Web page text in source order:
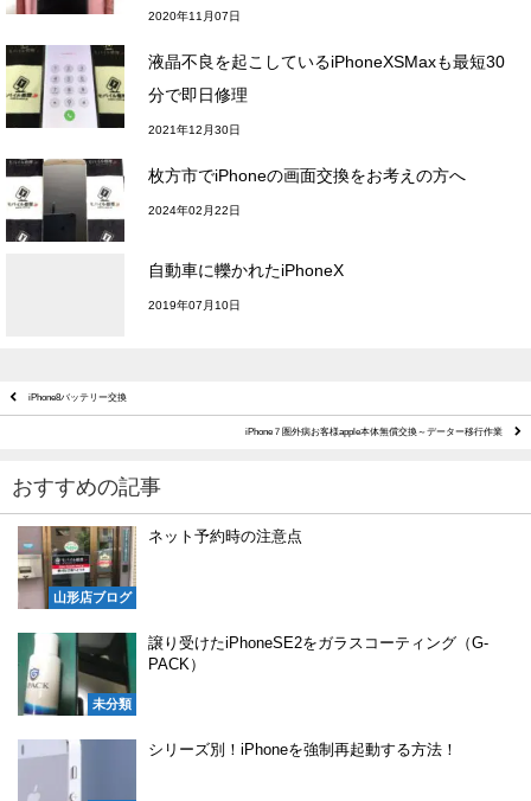
2020年11月07日
液晶不良を起こしているiPhoneXSMaxも最短30
分で即日修理
2021年12月30日
枚方市でiPhoneの画面交換をお考えの方へ
2024年02月22日
自動車に轢かれたiPhoneX
2019年07月10日
iPhone8バッテリー交換
iPhone７圏外病お客様apple本体無償交換～データー移行作業
おすすめの記事
山形店ブログ
ネット予約時の注意点
未分類
譲り受けたiPhoneSE2をガラスコーティング（G-
PACK）
シリーズ別！iPhoneを強制再起動する方法！